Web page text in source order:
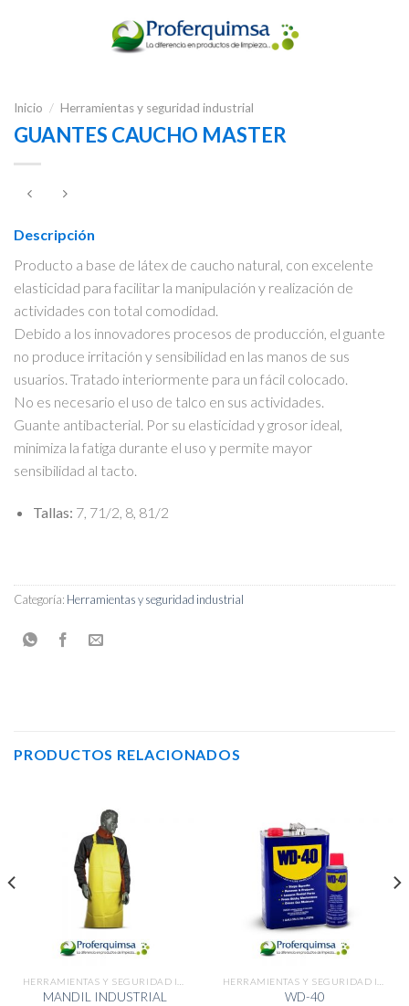
Inicio / Herramientas y seguridad industrial
GUANTES CAUCHO MASTER
Descripción
Producto a base de látex de caucho natural, con excelente
elasticidad para facilitar la manipulación y realización de
actividades con total comodidad.
Debido a los innovadores procesos de producción, el guante
no produce irritación y sensibilidad en las manos de sus
usuarios. Tratado interiormente para un fácil colocado.
No es necesario el uso de talco en sus actividades.
Guante antibacterial. Por su elasticidad y grosor ideal,
minimiza la fatiga durante el uso y permite mayor
sensibilidad al tacto.
Tallas: 7, 71/2, 8, 81/2
Categoría: Herramientas y seguridad industrial
PRODUCTOS RELACIONADOS
MANDIL INDUSTRIAL WD-40